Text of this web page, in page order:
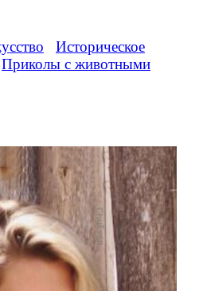
Историческое
Приколы с животными